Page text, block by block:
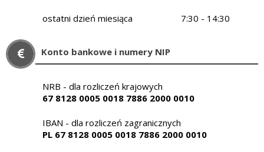
ostatni dzień miesiąca 7:30 - 14:30
Konto bankowe i numery NIP
NRB - dla rozliczeń krajowych
67 8128 0005 0018 7886 2000 0010
IBAN - dla rozliczeń zagranicznych
PL 67 8128 0005 0018 7886 2000 0010